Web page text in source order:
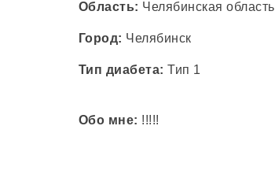
Область: Челябинская область
Город: Челябинск
Тип диабета: Тип 1
Обо мне: !!!!!